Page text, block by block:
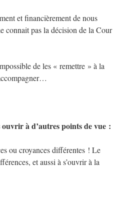
et financièrement de nous
connait pas la décision de la Cour
de les « remettre » à la
à d’autres points de vue :
ou croyances différentes ! Le
et aussi à s’ouvrir à la